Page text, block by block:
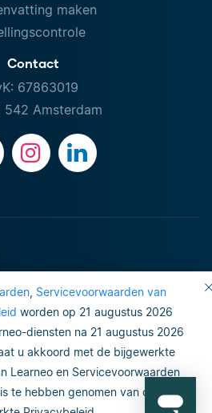
, Servicevoorwaarden van
worden op 21 augustus 2026
diensten na 21 augustus 2026
u akkoord met de bijgewerkte
Learneo en Servicevoorwaarden
te hebben genomen van ons
maken
Contact
67863019
542 Amsterdam
share my personal info
en privacy